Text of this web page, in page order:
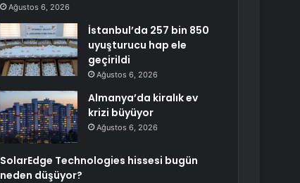
Ağustos 6, 2026
İstanbul’da 257 bin 850
uyuşturucu hap ele
geçirildi
Ağustos 6, 2026
Almanya’da kiralık ev
krizi büyüyor
Ağustos 6, 2026
SolarEdge Technologies hissesi bugün
neden düşüyor?